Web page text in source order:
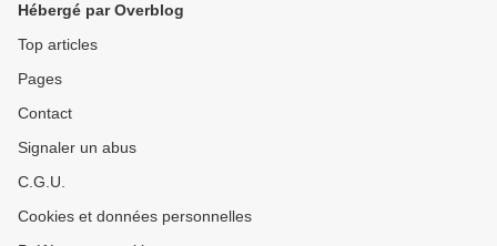
Hébergé par Overblog
Top articles
Pages
Contact
Signaler un abus
C.G.U.
Cookies et données personnelles